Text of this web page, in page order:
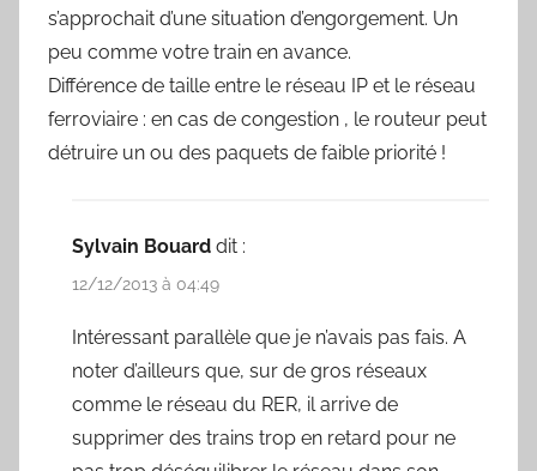
s’approchait d’une situation d’engorgement. Un
peu comme votre train en avance.
Différence de taille entre le réseau IP et le réseau
ferroviaire : en cas de congestion , le routeur peut
détruire un ou des paquets de faible priorité !
Sylvain Bouard dit :
12/12/2013 à 04:49
Intéressant parallèle que je n’avais pas fais. A
noter d’ailleurs que, sur de gros réseaux
comme le réseau du RER, il arrive de
supprimer des trains trop en retard pour ne